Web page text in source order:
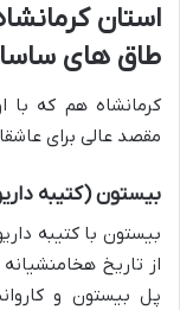
استان
طاق های
کرمانشاه هم که با
مقصد عالی برای
بیستون (کتیبه
بیستون با کتیبه
از تاریخ
پل بیستون و